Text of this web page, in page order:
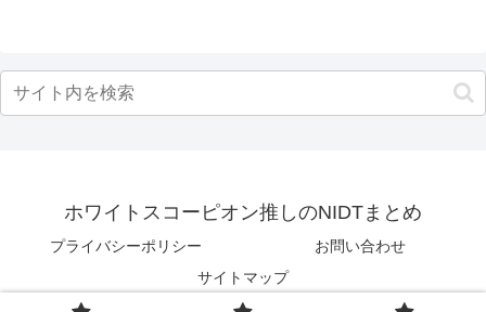
ホワイトスコーピオン推しのNIDTまとめ
プライバシーポリシー
お問い合わせ
サイトマップ